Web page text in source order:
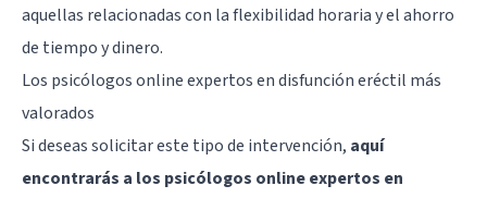
aquellas relacionadas con la flexibilidad horaria y el ahorro
de tiempo y dinero.
Los psicólogos online expertos en disfunción eréctil más
valorados
Si deseas solicitar este tipo de intervención, aquí
encontrarás a los psicólogos online expertos en